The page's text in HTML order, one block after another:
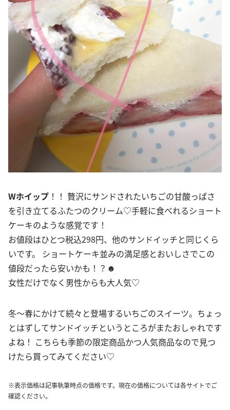
Wホイップ ！！ 贅沢にサンドされたいちごの甘酸っぱさ
を引き立てるふたつのクリーム♡手軽に食べれるショート
ケーキのような感覚です！
お値段はひとつ税込298円、他のサンドイッチと同じくら
いです。 ショートケーキ並みの満足感とおいしさでこの
値段だったら安いかも！？☻
女性だけでなく男性からも大人気♡
冬〜春にかけて続々と登場するいちごのスイーツ。ちょっ
とはずしてサンドイッチというところがまたおしゃれです
よね！ こちらも季節の限定商品かつ人気商品なので見つ
けたら買ってみてください♡
※表示価格は記事執筆時点の価格です。現在の価格については各サイトでご
確認ください。